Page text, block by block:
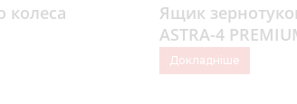
колеса
Ящик
ASTRA-4
Докладніше